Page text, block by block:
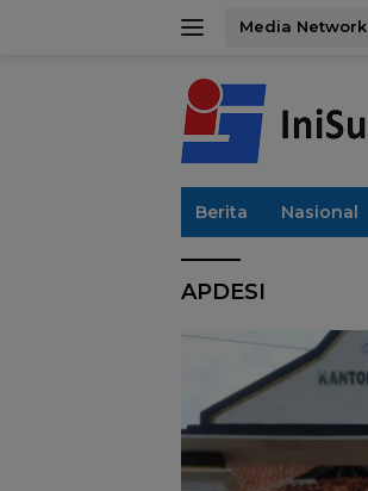
Media Network
Berita Nasional
APDESI